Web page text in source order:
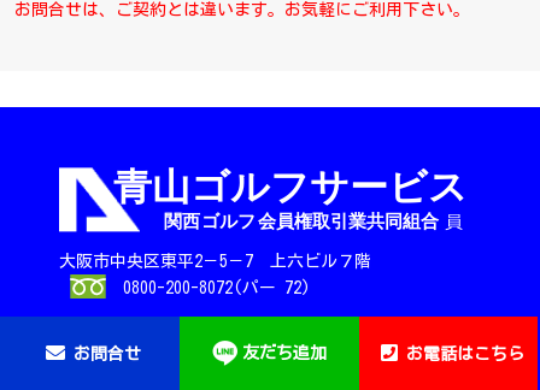
お問合せは、ご契約とは違います。お気軽にご利用下さい。
お問合せ 友だち追加 お電話はこちら
大阪市中央区東平2－5－7 上六ビル７階
0800-200-8072(パー 72)